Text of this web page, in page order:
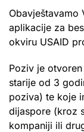
Obavještavamo
aplikacije za
okviru USAID
Poziv je
starije od 3
poziva) te koje
dijaspore (kroz
kompaniji ili